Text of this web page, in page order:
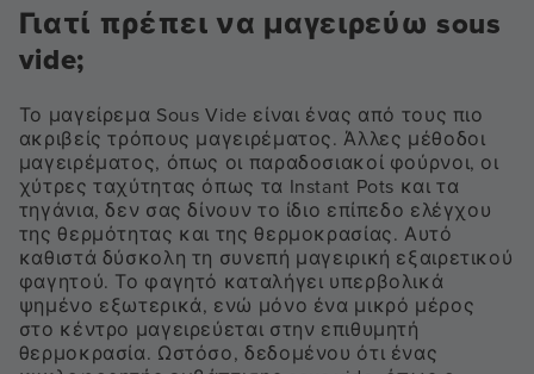
Γιατί πρέπει να μαγειρεύω sous
vide;
Το μαγείρεμα Sous Vide είναι ένας από τους πιο
ακριβείς τρόπους μαγειρέματος. Άλλες μέθοδοι
μαγειρέματος, όπως οι παραδοσιακοί φούρνοι, οι
χύτρες ταχύτητας όπως τα Instant Pots και τα
τηγάνια, δεν σας δίνουν το ίδιο επίπεδο ελέγχου
της θερμότητας και της θερμοκρασίας. Αυτό
καθιστά δύσκολη τη συνεπή μαγειρική εξαιρετικού
φαγητού. Το φαγητό καταλήγει υπερβολικά
ψημένο εξωτερικά, ενώ μόνο ένα μικρό μέρος
στο κέντρο μαγειρεύεται στην επιθυμητή
θερμοκρασία. Ωστόσο, δεδομένου ότι ένας